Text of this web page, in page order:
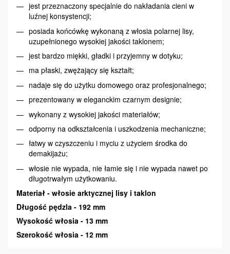
jest przeznaczony specjalnie do nakładania cieni w
luźnej konsystencji;
posiada końcówkę wykonaną z włosia polarnej lisy,
uzupełnionego wysokiej jakości taklonem;
jest bardzo miękki, gładki i przyjemny w dotyku;
ma płaski, zwężający się kształt;
nadaje się do użytku domowego oraz profesjonalnego;
prezentowany w eleganckim czarnym designie;
wykonany z wysokiej jakości materiałów;
odporny na odkształcenia i uszkodzenia mechaniczne;
łatwy w czyszczeniu i myciu z użyciem środka do
demakijażu;
włosie nie wypada, nie łamie się i nie wypada nawet po
długotrwałym użytkowaniu.
Materiał - włosie arktycznej lisy i taklon
Długość pędzla - 192 mm
Wysokość włosia - 13 mm
Szerokość włosia - 12 mm